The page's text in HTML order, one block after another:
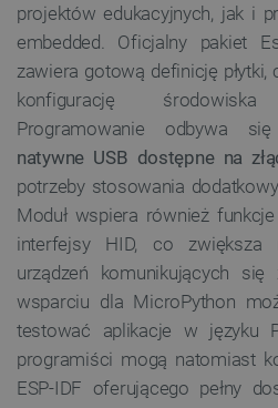
projektów edukacyjnych, jak i
embedded. Oficjalny pakiet
zawiera gotową definicję
konfigurację środowiska
Programowanie odbywa
natywne USB dostępne na
potrzeby stosowania
Moduł wspiera również
interfejsy HID, co zwiększa
urządzeń komunikujących
wsparciu dla MicroPython
testować aplikacje w języku
programiści mogą natomiast
ESP-IDF oferującego pełny
__cf_bm